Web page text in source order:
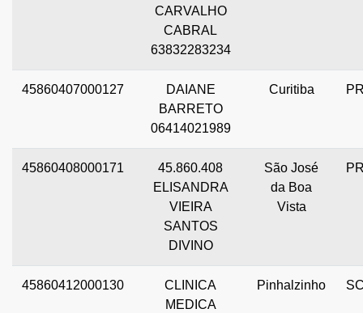
CARVALHO
CABRAL
63832283234
45860407000127
DAIANE
BARRETO
06414021989
Curitiba
45860408000171
45.860.408
ELISANDRA
VIEIRA
SANTOS
DIVINO
São José
da Boa
Vista
45860412000130
CLINICA
MEDICA
Pinhalzinho